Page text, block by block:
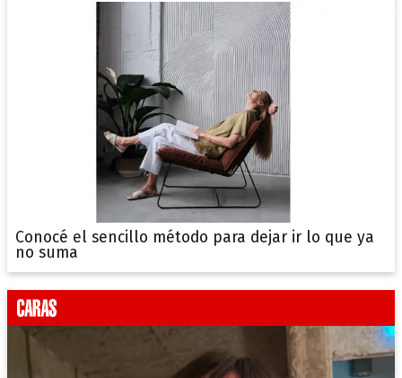
Conocé el sencillo método para dejar ir lo que ya
no suma